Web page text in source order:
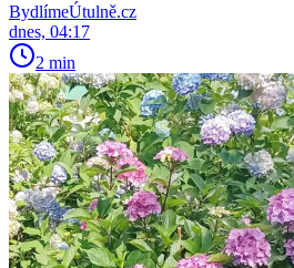
BydlímeÚtulně.cz
dnes, 04:17
2 min